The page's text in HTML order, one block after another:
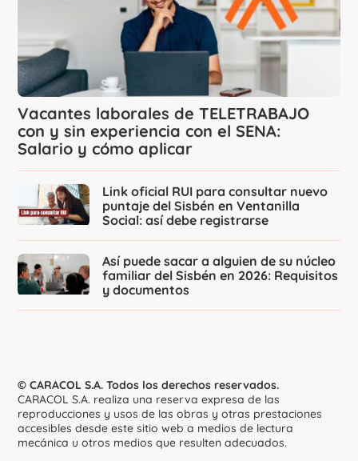
Vacantes laborales de TELETRABAJO
con y sin experiencia con el SENA:
Salario y cómo aplicar
Link oficial RUI para consultar nuevo
puntaje del Sisbén en Ventanilla
Social: así debe registrarse
Así puede sacar a alguien de su núcleo
familiar del Sisbén en 2026: Requisitos
y documentos
© CARACOL S.A. Todos los derechos reservados.
CARACOL S.A. realiza una reserva expresa de las
reproducciones y usos de las obras y otras prestaciones
accesibles desde este sitio web a medios de lectura
mecánica u otros medios que resulten adecuados.